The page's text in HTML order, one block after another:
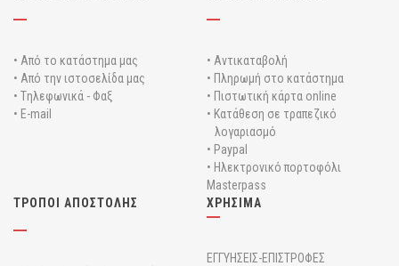
• Από το κατάστημα μας
• Από την ιστοσελίδα μας
• Tηλεφωνικά - Φαξ
• E-mail
• Αντικαταβολή
• Πληρωμή στο κατάστημα
• Πιστωτική κάρτα online
• Κατάθεση σε τραπεζικό
λογαριασμό
• Paypal
• Ηλεκτρονικό πορτοφόλι
Masterpass
ΤΡΟΠΟΙ ΑΠΟΣΤΟΛΗΣ
ΧΡΗΣΙΜΑ
ΕΓΓΥΗΣΕΙΣ-ΕΠΙΣΤΡΟΦΕΣ